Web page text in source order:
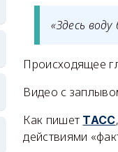
«Здесь
Происходящее
Видео с
Как пишет ТАСС
действиями